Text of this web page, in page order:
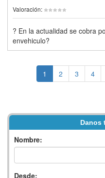
Valoración:
? En la actualidad se cobra
envehiculo?
1 2 3 4
Danos
Nombre:
Desde: